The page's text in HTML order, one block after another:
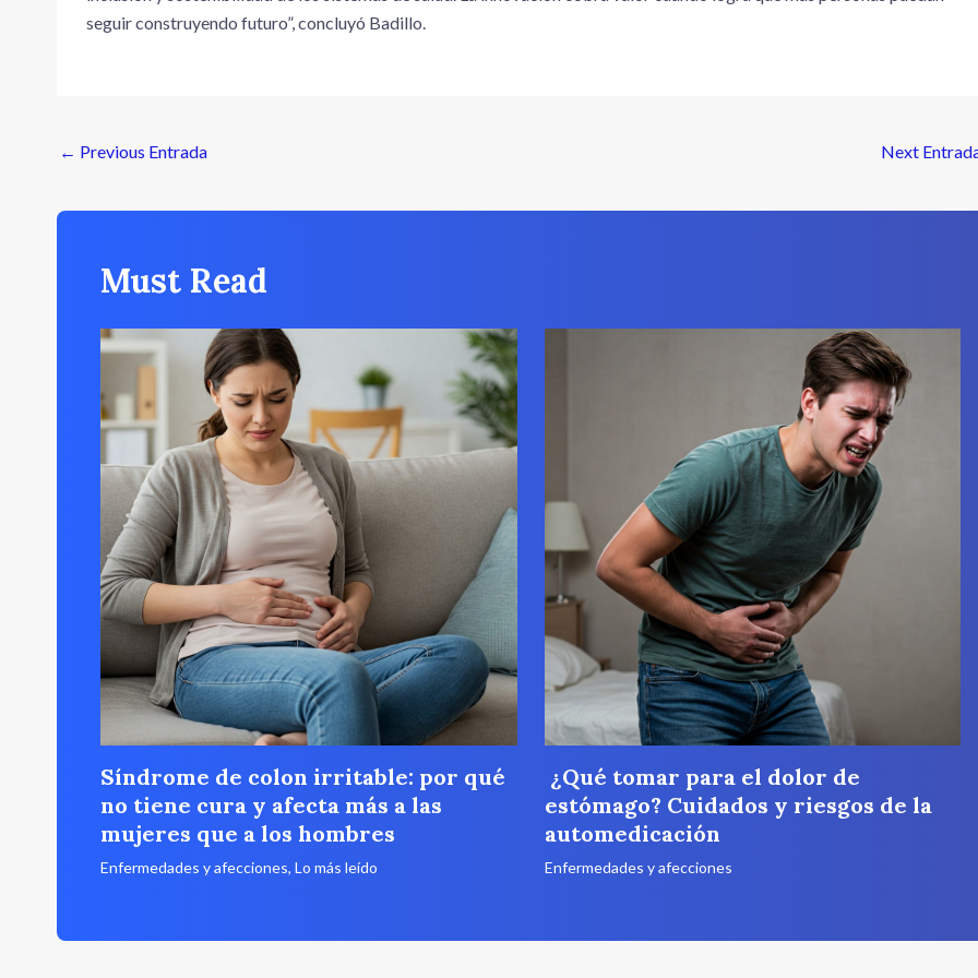
seguir construyendo futuro”, concluyó Badillo.
← Previous Entrada Next
Must Read
Síndrome de colon irritable: por qué
no tiene cura y afecta más a las
mujeres que a los hombres
Enfermedades y afecciones, Lo más leído
¿Qué tomar para el dolor de
estómago? Cuidados y riesgos de la
automedicación
Enfermedades y afecciones